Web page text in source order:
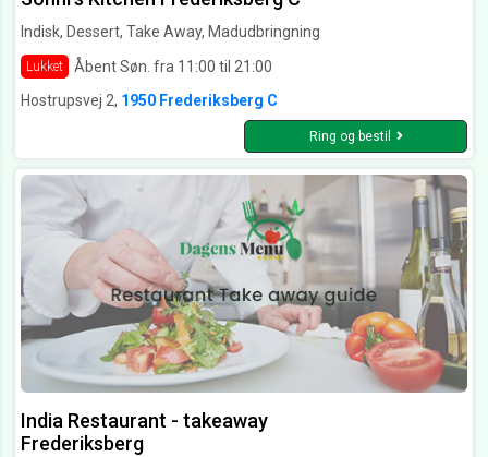
Indisk, Dessert, Take Away, Madudbringning
Lukket
Åbent Søn. fra 11:00 til 21:00
Hostrupsvej 2, 1950 Frederiksberg C
Ring og bestil
India Restaurant - takeaway
Frederiksberg